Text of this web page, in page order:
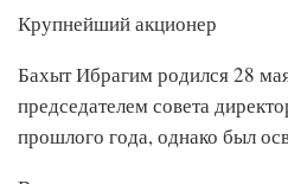
Крупнейший акционер
Бахыт Ибрагим родился 28
председателем совета
прошлого года, однако был